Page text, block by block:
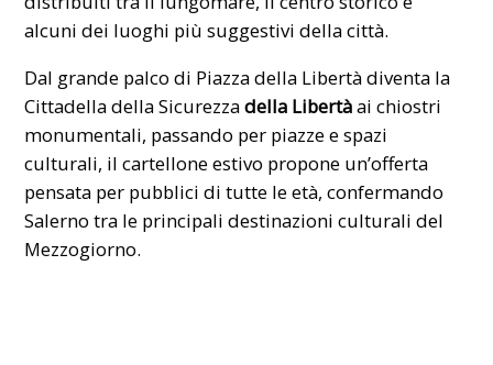
alcuni dei luoghi più suggestivi della città.
Dal grande palco di Piazza della Libertà diventa la
Cittadella della Sicurezzadella Libertàai chiostri
monumentali, passando per piazze e spazi
culturali, il cartellone estivo propone un’offerta
pensata per pubblici di tutte le età, confermando
Salerno tra le principali destinazioni culturali del
Mezzogiorno.